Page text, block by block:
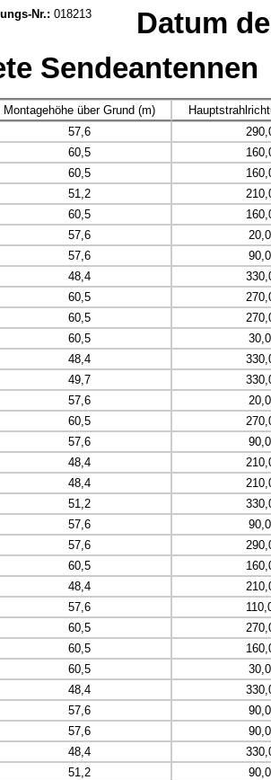
Nr.: 018213
Datum
Sendeantennen
Montagehöhe über Grund (m)
57,6
60,5
60,5
51,2
60,5
57,6
57,6
48,4
60,5
60,5
60,5
48,4
49,7
57,6
60,5
57,6
48,4
48,4
51,2
57,6
57,6
60,5
48,4
57,6
60,5
60,5
60,5
48,4
57,6
57,6
48,4
51,2